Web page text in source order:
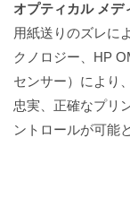
オプティカル メデ
用紙送りのズレに
クノロジー、HP
センサー）により
忠実、正確なプリ
ントロールが可能